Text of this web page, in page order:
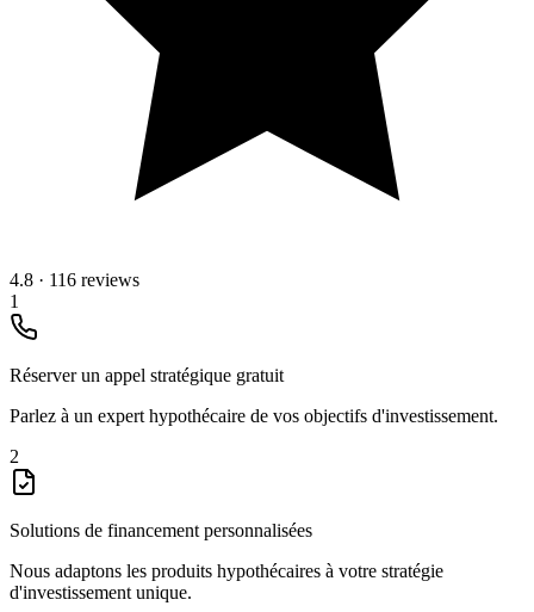
4.8 · 116 reviews
1
Réserver un appel stratégique gratuit
Parlez à un expert hypothécaire de vos objectifs d'investissement.
2
Solutions de financement personnalisées
Nous adaptons les produits hypothécaires à votre stratégie
d'investissement unique.